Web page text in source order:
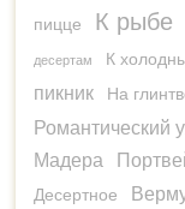
пицце
К рыбе
десертам К
пикник
На
Романтический
Мадера
Десертное